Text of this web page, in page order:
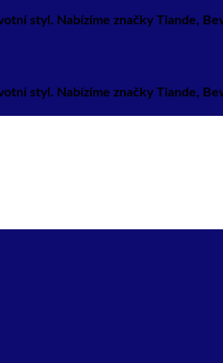
styl. Nabízíme značky Tiande,
styl. Nabízíme značky Tiande,